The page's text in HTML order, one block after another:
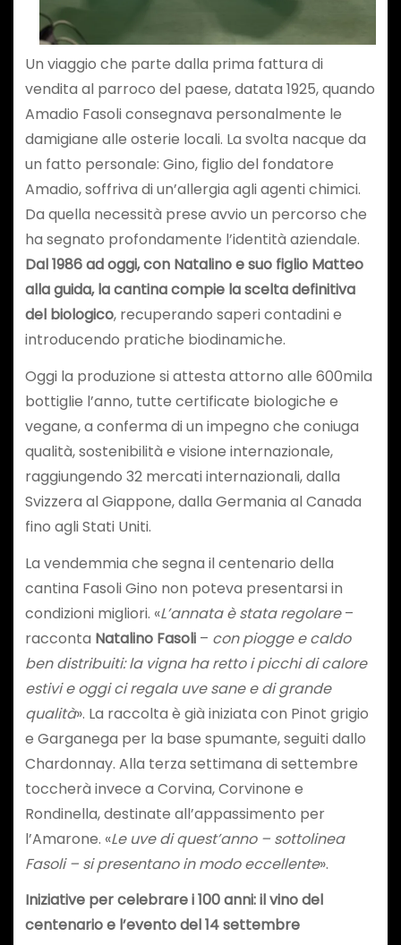
Un viaggio che parte dalla prima fattura di
vendita al parroco del paese, datata 1925, quando
Amadio Fasoli consegnava personalmente le
damigiane alle osterie locali. La svolta nacque da
un fatto personale: Gino, figlio del fondatore
Amadio, soffriva di un’allergia agli agenti chimici.
Da quella necessità prese avvio un percorso che
ha segnato profondamente l’identità aziendale.
Dal 1986 ad oggi, con Natalino e suo figlio Matteo
alla guida, la cantina compie la scelta definitiva
del biologico, recuperando saperi contadini e
introducendo pratiche biodinamiche.
Oggi la produzione si attesta attorno alle 600mila
bottiglie l’anno, tutte certificate biologiche e
vegane, a conferma di un impegno che coniuga
qualità, sostenibilità e visione internazionale,
raggiungendo 32 mercati internazionali, dalla
Svizzera al Giappone, dalla Germania al Canada
fino agli Stati Uniti.
La vendemmia che segna il centenario della
cantina Fasoli Gino non poteva presentarsi in
condizioni migliori. «L’annata è stata regolare–
racconta Natalino Fasoli– con piogge e caldo
ben distribuiti: la vigna ha retto i picchi di calore
estivi e oggi ci regala uve sane e di grande
qualità». La raccolta è già iniziata con Pinot grigio
e Garganega per la base spumante, seguiti dallo
Chardonnay. Alla terza settimana di settembre
toccherà invece a Corvina, Corvinone e
Rondinella, destinate all’appassimento per
l’Amarone. «Le uve di quest’anno – sottolinea
Fasoli – si presentano in modo eccellente».
Iniziative per celebrare i 100 anni: il vino del
centenario e l’evento del 14 settembre